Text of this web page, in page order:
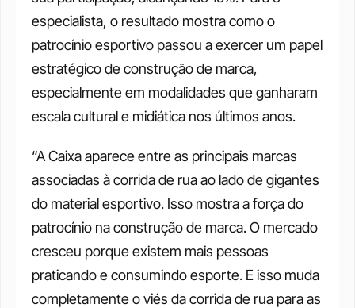
especialista, o resultado mostra como o
patrocínio esportivo passou a exercer um papel
estratégico de construção de marca,
especialmente em modalidades que ganharam
escala cultural e midiática nos últimos anos.
“A Caixa aparece entre as principais marcas
associadas à corrida de rua ao lado de gigantes
do material esportivo. Isso mostra a força do
patrocínio na construção de marca. O mercado
cresceu porque existem mais pessoas
praticando e consumindo esporte. E isso muda
completamente o viés da corrida de rua para as